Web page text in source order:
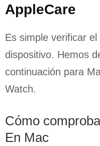
AppleCare
Es simple verificar
dispositivo. Hemos
continuación para
Watch.
Cómo
En Mac